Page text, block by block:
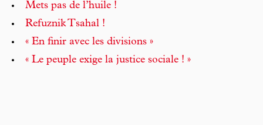
Mets pas de l’huile !
Refuznik Tsahal !
« En finir avec les divisions »
« Le peuple exige la justice sociale ! »